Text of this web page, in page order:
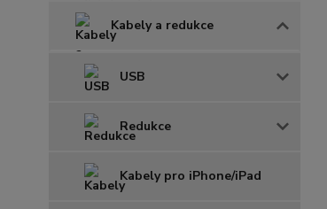
Kabely a redukce
USB
Redukce
Kabely pro iPhone/iPad